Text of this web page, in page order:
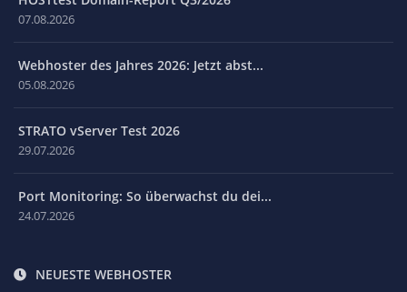
07.08.2026
Webhoster des Jahres 2026: Jetzt abst...
05.08.2026
STRATO vServer Test 2026
29.07.2026
Port Monitoring: So überwachst du dei...
24.07.2026
NEUESTE WEBHOSTER